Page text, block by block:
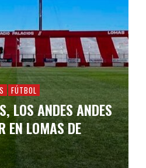
FÚTBOL
LOS ANDES ANDES
EN LOMAS DE